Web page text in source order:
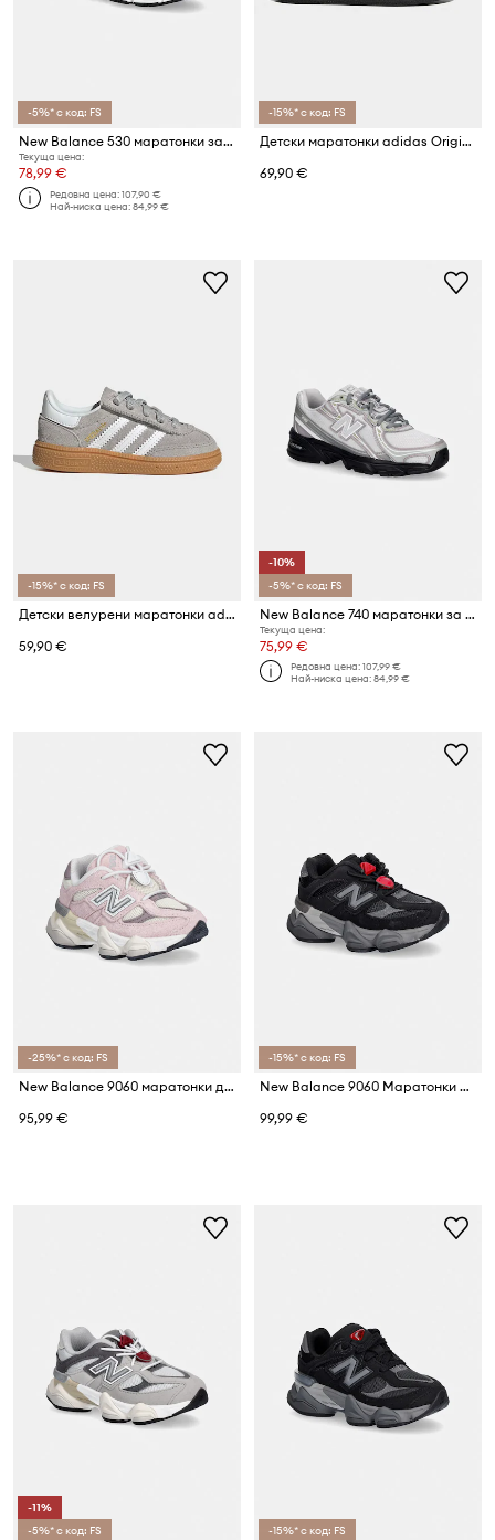
-5%* с код: FS
New Balance 530 маратонки за деца
Текуща цена:
78,99 €
Редовна цена:107,90 €
Най-ниска цена:84,99 €
-15%* с код: FS
Детски маратонки adidas Originals SUPERSTAR II
69,90 €
-15%* с код: FS
Детски велурени маратонки adidas Originals HANDBALL SPEZIAL
59,90 €
-10%
-5%* с код: FS
New Balance 740 маратонки за деца
Текуща цена:
75,99 €
Редовна цена:107,99 €
Най-ниска цена:84,99 €
-25%* с код: FS
New Balance 9060 маратонки детски
95,99 €
-15%* с код: FS
New Balance 9060 Маратонки Детски
99,99 €
-11%
-5%* с код: FS
-15%* с код: FS